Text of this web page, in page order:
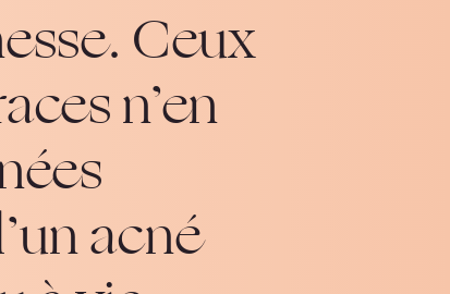
Ceux
n’en
acné